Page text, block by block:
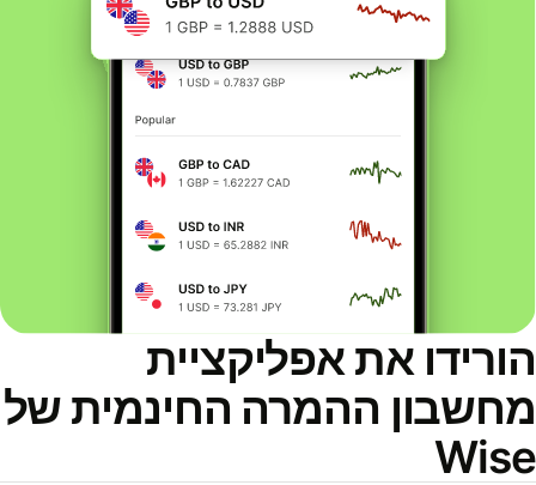
הורידו את אפליקציית
מחשבון ההמרה החינמית של
Wise